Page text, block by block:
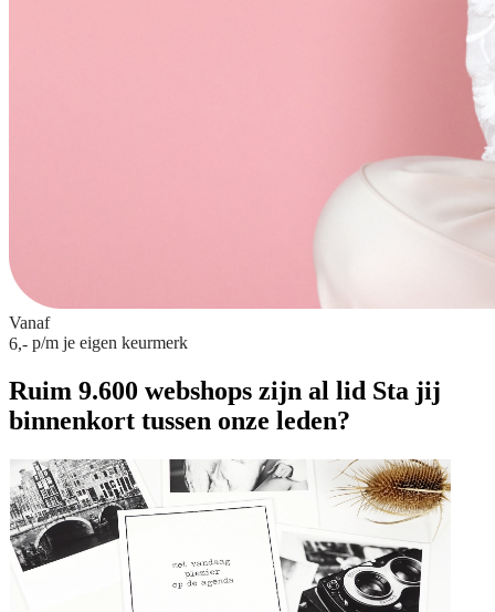
Vanaf
6,- p/m je eigen keurmerk
Ruim 9.600 webshops zijn al lid Sta jij
binnenkort tussen onze leden?